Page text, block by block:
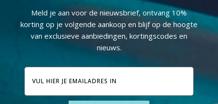
Meld je aan voor de nieuwsbrief, ontvang 10%
korting op je volgende aankoop en blijf op de hoogte
van exclusieve aanbiedingen, kortingscodes en
nieuws.
E-
mailadres